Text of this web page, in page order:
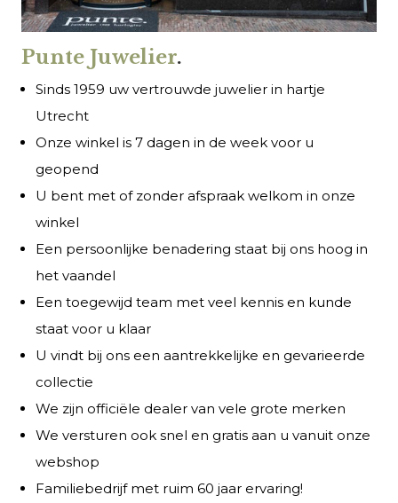
Punte Juwelier.
Sinds 1959 uw vertrouwde juwelier in hartje
Utrecht
Onze winkel is 7 dagen in de week voor u
geopend
U bent met of zonder afspraak welkom in onze
winkel
Een persoonlijke benadering staat bij ons hoog in
het vaandel
Een toegewijd team met veel kennis en kunde
staat voor u klaar
U vindt bij ons een aantrekkelijke en gevarieerde
collectie
We zijn officiële dealer van vele grote merken
We versturen ook snel en gratis aan u vanuit onze
webshop
Familiebedrijf met ruim 60 jaar ervaring!